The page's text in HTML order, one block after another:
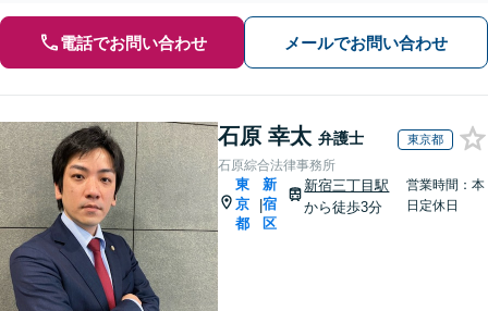
電話でお問い合わせ メールでお問い合わせ
石原 幸太 弁護士 東京都
石原綜合法律事務所
東
京
都
|
新
宿
区
新宿三丁目駅
から徒歩3分
営業時間：本
日定休日